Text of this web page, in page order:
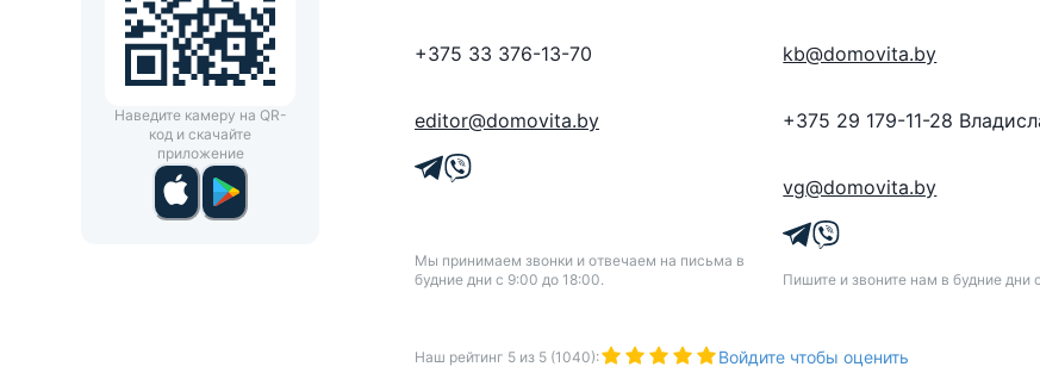
Наведите камеру на QR-
код и скачайте
приложение
+375 33 376-13-70
editor@domovita.by
Мы принимаем звонки и отвечаем на письма в
будние дни с 9:00 до 18:00.
kb@domovita.by
+375 29 179-11-28
vg@domovita.by
Пишите и звоните нам в будние дни
Наш рейтинг 5 из 5 (1040): Войдите чтобы оценить